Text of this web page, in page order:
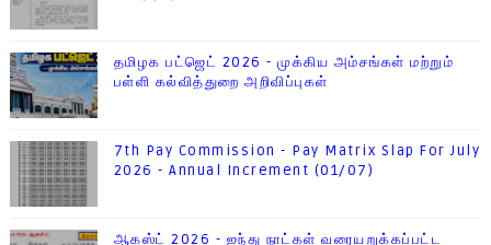
தமிழக பட்ஜெட் 2026 - முக்கிய அம்சங்கள் மற்றும்
பள்ளி கல்வித்துறை அறிவிப்புகள்
7th Pay Commission - Pay Matrix Slap For July
2026 - Annual Increment (01/07)
ஆகஸ்ட் 2026 - ஐந்து நாட்கள் வரையறுக்கப்பட்ட